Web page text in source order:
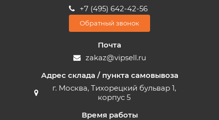
+7 (495) 642-42-56
Обратный звонок
Почта
zakaz@vipsell.ru
Адрес склада / пункта самовывоза
г. Москва, Тихорецкий бульвар 1,
корпус 5
Время работы